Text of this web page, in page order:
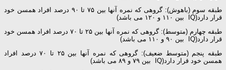
طبقه سوم (باهوش): گروهی که نمره آنها بین ۷۵ تا ۹۰ درصد افراد همسن خود
قرار دارد(IQ بین ۱۱۰ و ۱۲۰ می باشد)
طبقه چهارم (متوسط): گروهی که نمره آنها بین ۲۵ تا ۷۰ درصد افراد همسن خود
قرار دارد(IQ بین ۹۰ و ۱۱۰ می باشد)
طبقه پنجم (متوسط ضعیف): گروهی که نمره آنها بین ۲۵ تا ۷۰ درصد افراد
همسن خود قرار دارد(IQ بین ۷۹ و ۸۹ می باشد)